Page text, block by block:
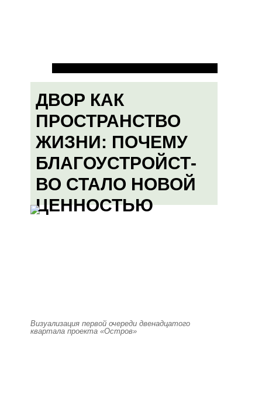
ДВОР КАК
ПРОСТРАНСТВО
ЖИЗНИ: ПОЧЕМУ
БЛАГОУСТРОЙСТ-
ВО СТАЛО НОВОЙ
ЦЕННОСТЬЮ
Визуализация первой очереди двенадцатого
квартала проекта «Остров»